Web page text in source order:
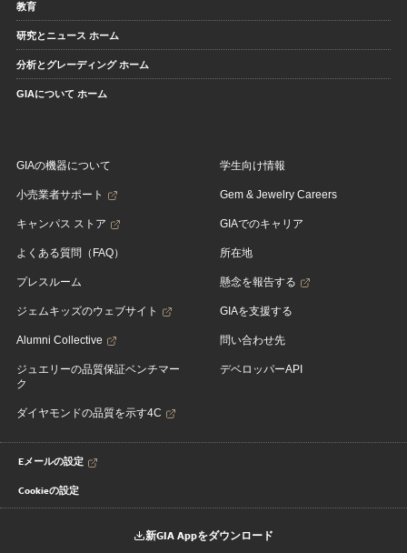
教育
研究とニュース ホーム
分析とグレーディング ホーム
GIAについて ホーム
GIAの機器について
小売業者サポート
キャンパス ストア
よくある質問（FAQ）
プレスルーム
ジェムキッズのウェブサイト
Alumni Collective
ジュエリーの品質保証ベンチマー
ク
ダイヤモンドの品質を示す4C
学生向け情報
Gem & Jewelry Careers
GIAでのキャリア
所在地
懸念を報告する
GIAを支援する
問い合わせ先
デベロッパーAPI
Eメールの設定
Cookieの設定
新GIA Appをダウンロード